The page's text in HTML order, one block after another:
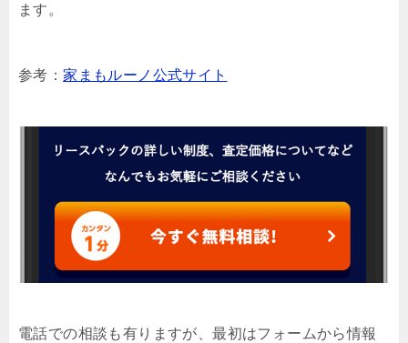
ます。
参考：家まもルーノ公式サイト
電話での相談も有りますが、最初はフォームから情報